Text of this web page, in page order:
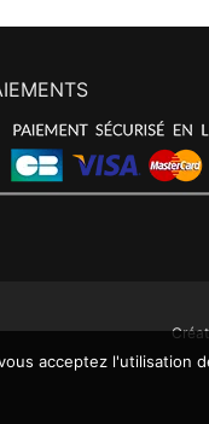
acceptez l'utilisation